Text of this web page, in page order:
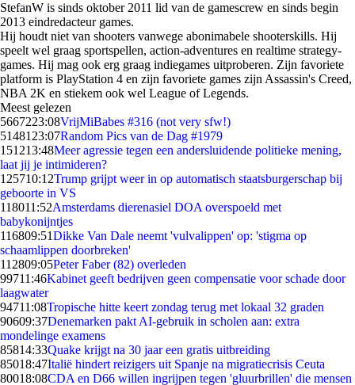
StefanW is sinds oktober 2011 lid van de gamescrew en sinds begin
2013 eindredacteur games.
Hij houdt niet van shooters vanwege abonimabele shooterskills. Hij
speelt wel graag sportspellen, action-adventures en realtime strategy-
games. Hij mag ook erg graag indiegames uitproberen. Zijn favoriete
platform is PlayStation 4 en zijn favoriete games zijn Assassin's Creed,
NBA 2K en stiekem ook wel League of Legends.
Meest gelezen
5667223:08VrijMiBabes #316 (not very sfw!)
51481 23:07Random Pics van de Dag #1979
151213:48Meer agressie tegen een andersluidende politieke mening,
laat jij je intimideren?
125710:12Trump grijpt weer in op automatisch staatsburgerschap bij
geboorte in VS
118011:52Amsterdams dierenasiel DOA overspoeld met
babykonijntjes
116809:51Dikke Van Dale neemt 'vulvalippen' op: 'stigma op
schaamlippen doorbreken'
112809:05Peter Faber (82) overleden
99711:46Kabinet geeft bedrijven geen compensatie voor schade door
laagwater
94711:08Tropische hitte keert zondag terug met lokaal 32 graden
90609:37Denemarken pakt AI-gebruik in scholen aan: extra
mondelinge examens
85814:33Quake krijgt na 30 jaar een gratis uitbreiding
85018:47Italië hindert reizigers uit Spanje na migratiecrisis Ceuta
80018:08CDA en D66 willen ingrijpen tegen 'gluurbrillen' die mensen